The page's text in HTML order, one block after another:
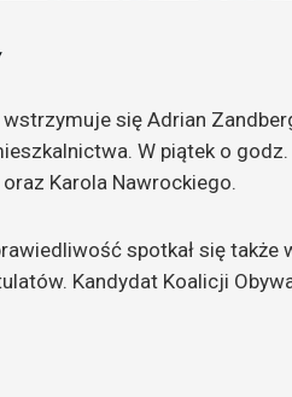
się Adrian
W piątek o
Karola Nawrockiego.
spotkał się także
Kandydat Koalicji